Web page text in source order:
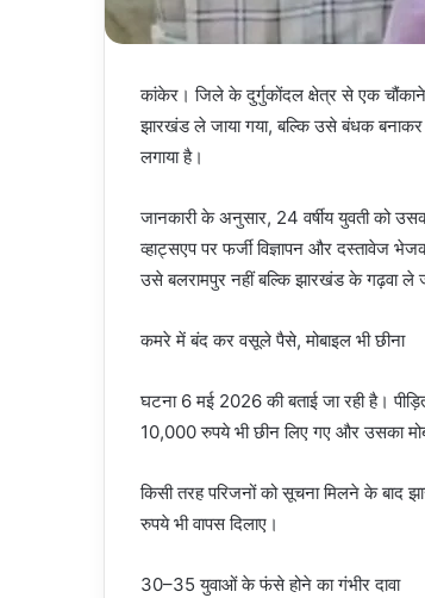
कांकेर। जिले के दुर्गुकोंदल क्षेत्र से एक चौंकाने
झारखंड ले जाया गया, बल्कि उसे बंधक
लगाया है।
जानकारी के अनुसार, 24 वर्षीय युवती को
व्हाट्सएप पर फर्जी विज्ञापन और दस्तावेज
उसे बलरामपुर नहीं बल्कि झारखंड के गढ़वा ले
कमरे में बंद कर वसूले पैसे, मोबाइल भी छीना
घटना 6 मई 2026 की बताई जा रही है।
10,000 रुपये भी छीन लिए गए और उसका
किसी तरह परिजनों को सूचना मिलने के बाद
रुपये भी वापस दिलाए।
30–35 युवाओं के फंसे होने का गंभीर दावा